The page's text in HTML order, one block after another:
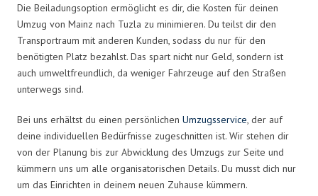
Die Beiladungsoption ermöglicht es dir, die Kosten für deinen
Umzug von Mainz nach Tuzla zu minimieren. Du teilst dir den
Transportraum mit anderen Kunden, sodass du nur für den
benötigten Platz bezahlst. Das spart nicht nur Geld, sondern ist
auch umweltfreundlich, da weniger Fahrzeuge auf den Straßen
unterwegs sind.
Bei uns erhältst du einen persönlichen Umzugsservice, der auf
deine individuellen Bedürfnisse zugeschnitten ist. Wir stehen dir
von der Planung bis zur Abwicklung des Umzugs zur Seite und
kümmern uns um alle organisatorischen Details. Du musst dich nur
um das Einrichten in deinem neuen Zuhause kümmern.